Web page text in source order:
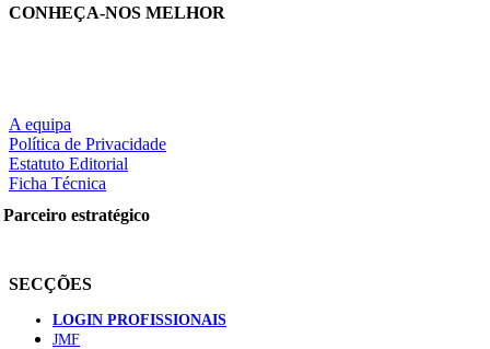
A importância do exercício físico para o doente oncológico
Partilhe nas redes sociais:
NOTÍCIAS RECENTES
CONHEÇA-NOS MELHOR
A equipa
Política de Privacidade
Estatuto Editorial
Ficha Técnica
Parceiro estratégico
SECÇÕES
LOGIN PROFISSIONAIS
JMF